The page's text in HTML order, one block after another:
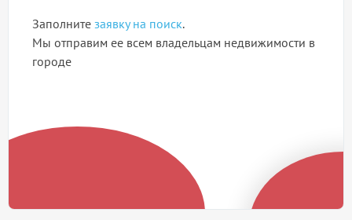
Заполните заявку на поиск.
Мы отправим ее всем владельцам недвижимости в
городе